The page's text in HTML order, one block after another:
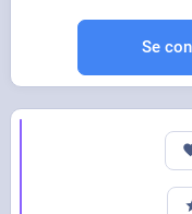
Se